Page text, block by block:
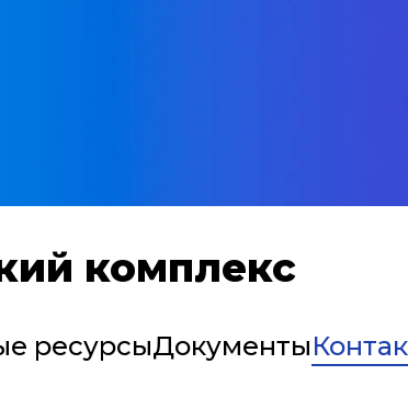
комплекс
ресурсыДокументы